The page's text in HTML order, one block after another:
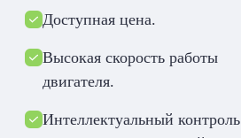
Доступная цена.
Высокая скорость работы
двигателя.
Интеллектуальный контроль